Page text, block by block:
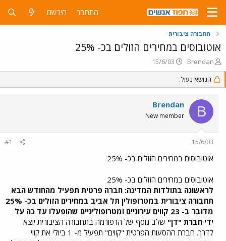
התחבר הירשם
תחבורה ציבורית
אוטובוסים במחירים הזולים בכ- 25%
פ
ו
ת
ח
נ
ו
א
Brendan
פ
ו
ס
ב
ת
ר
15/6/03
הנושא נעול.
B
Brendan
New member
15/6/03
#1
אוטובוסים במחירים הזולים בכ- 25%
אוטובוסים במחירים הזולים בכ- 25%
לראשונה בתולדות המדינה: חברה פרטית תפעיל מהחודש הבא
תחבורה ציבורית במטרופולין תל אביב במחירים הזולים בכ- 25%
מדובר ב- 23 קווים עירוניים ומטרופוליניים שהופעלו עד כה על
ידי חברת "דן" שלב נוסף של הרפורמה בתחבורה הציבורית יוצא
לדרך. חברת ההסעות הפרטית "קווים" תפעיל מ- 1 ביולי את קווי